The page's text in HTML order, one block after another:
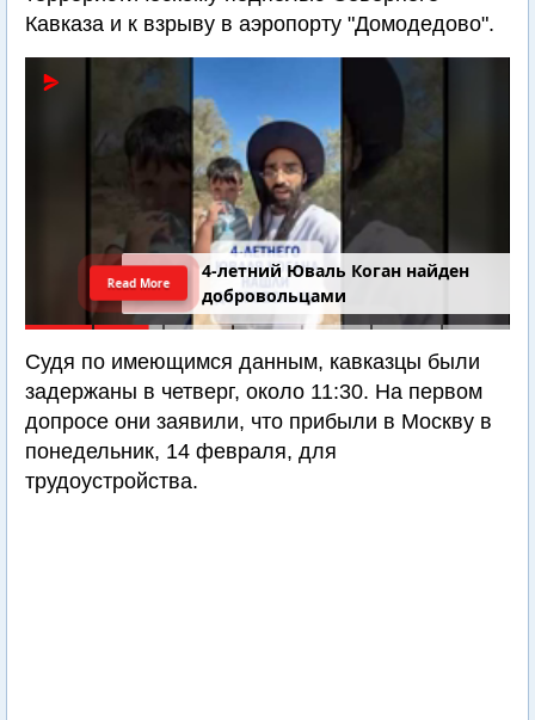
Кавказа и к взрыву в аэропорту "Домодедово".
4-летний Юваль Коган найден
добровольцами
Read More
Судя по имеющимся данным, кавказцы были
задержаны в четверг, около 11:30. На первом
допросе они заявили, что прибыли в Москву в
понедельник, 14 февраля, для
трудоустройства.